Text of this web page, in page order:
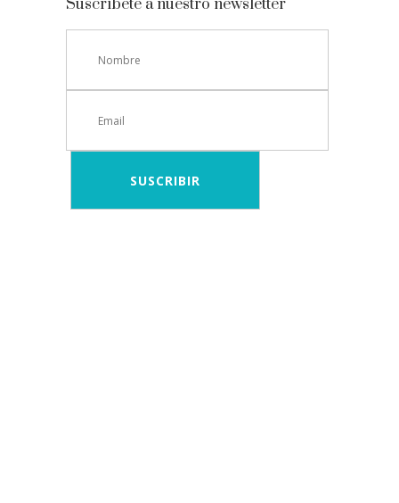
Suscríbete a nuestro newsletter